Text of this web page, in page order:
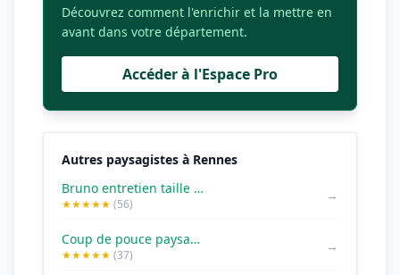
Découvrez comment l'enrichir et la mettre en
avant dans votre département.
Accéder à l'Espace Pro
Autres paysagistes à Rennes
Bruno entretien taille de haie entretien de jardin
★★★★★ (56)
→
Coup de pouce paysage
★★★★★ (37)
→